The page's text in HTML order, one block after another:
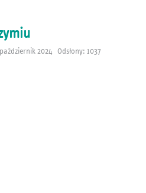
2024 Odsłony: 1037